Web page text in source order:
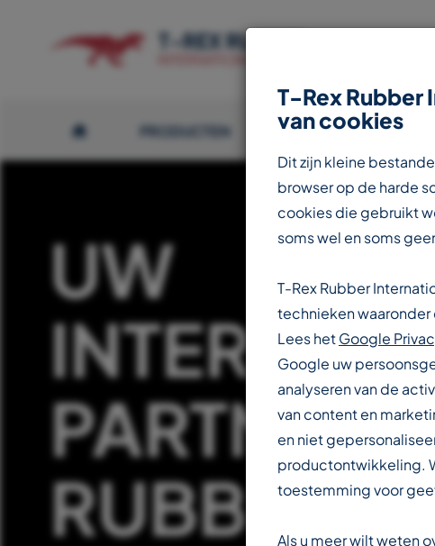
PRODUCTEN OVER T-REX
UW
PARTNER
T-Rex Rubber
van cookies
Dit zijn kleine
browser op de harde
cookies die gebruikt
soms wel en soms
T-Rex Rubber
technieken
Lees hetGoogle
Google uw
analyseren van de
van content en
en niet
productontwikkeling.
toestemming voor
Als u meer wilt weten